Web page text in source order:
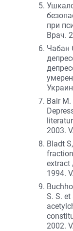
при
Врач.
Чабан
Bair M.
2003.
Bladt
extract
1994.
S. S.
2002.